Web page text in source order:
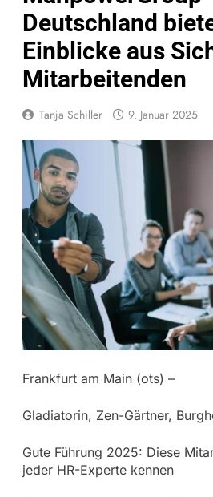
Deutschland
Einblicke aus
Mitarbeitenden
Tanja Schiller 9. Januar 2025
Frankfurt am Main (ots) –
Gladiatorin, Zen-Gärtner,
Gute Führung 2025: Diese
jeder HR-Experte kennen